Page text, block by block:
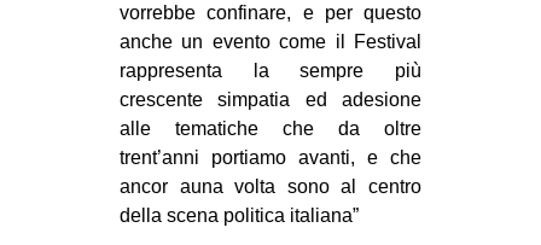
vorrebbe confinare, e per questo
anche un evento come il Festival
rappresenta la sempre più
crescente simpatia ed adesione
alle tematiche che da oltre
trent’anni portiamo avanti, e che
ancor auna volta sono al centro
della scena politica italiana”